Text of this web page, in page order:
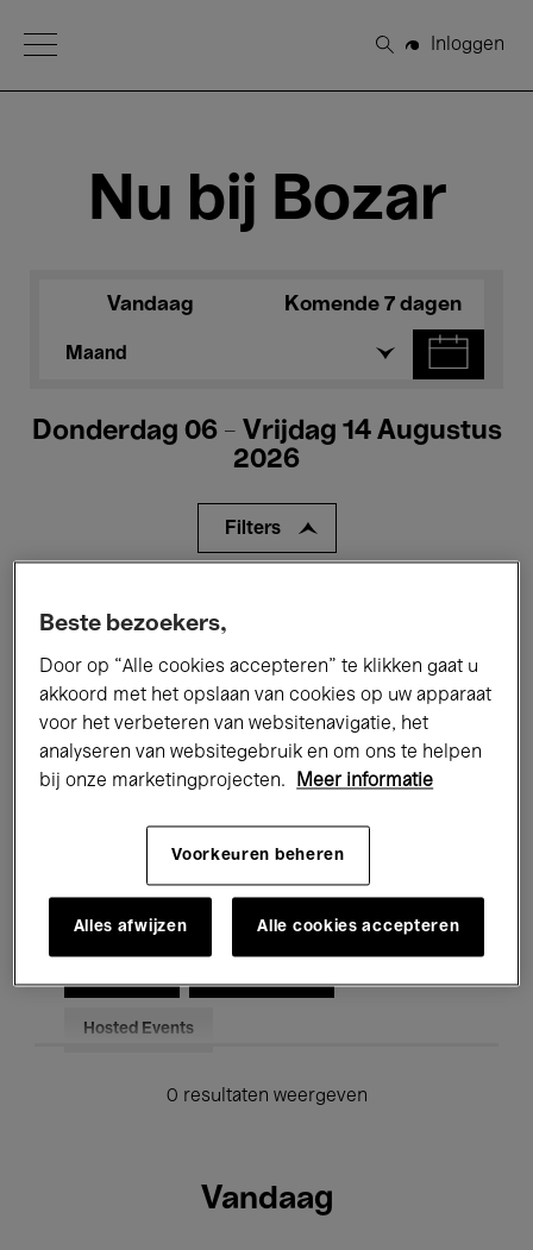
Open Menu
Zoeken
Inloggen
Nu bij Bozar
Vandaag Komende 7 dagen
Maand
Donderdag 06 - Vrijdag 14 Augustus
2026
Filters
Tentoonstellingen Films
Performances Lezingen & Debatten
Klassieke Muziek Global Music
Elektronische Muziek
Voor iedereen Kids’ Palace
Hosted Events
0 resultaten weergeven
Vandaag
Beste bezoekers,
Door op “Alle cookies accepteren” te klikken gaat u
akkoord met het opslaan van cookies op uw apparaat
voor het verbeteren van websitenavigatie, het
analyseren van websitegebruik en om ons te helpen
bij onze marketingprojecten.
Meer informatie
Voorkeuren beheren
Alles afwijzen Alle cookies accepteren